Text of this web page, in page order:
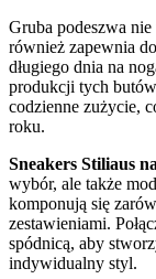
Gruba podeszwa
również zapewnia
długiego dnia na
produkcji tych
codzienne zużycie,
roku.
Sneakers Stiliaus
wybór, ale także
komponują się
zestawieniami.
spódnicą, aby
indywidualny styl.